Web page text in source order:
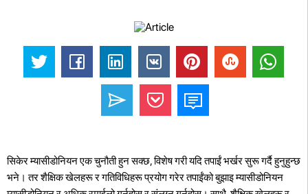
सिकेर म्यासीडोनियन एक चुनौती हुन सक्छ, विशेष गरी यदि तपाईं भर्खर सुरू गर्दै हुनुहुन्छ
भने। तर शैक्षिक खेलहरू र गतिविधिहरू प्रयोग गरेर तपाईंको बुझाइ म्यासीडोनियन